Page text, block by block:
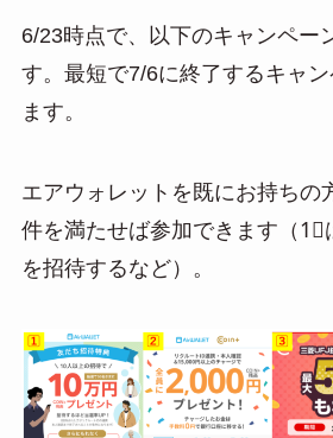
6/23時点で、以下のキャンペー
す。最短で7/6に終了するキャ
ます。
エアウォレットを既にお持ちの
件を満たせば参加できます（1⃣
を招待するなど）。